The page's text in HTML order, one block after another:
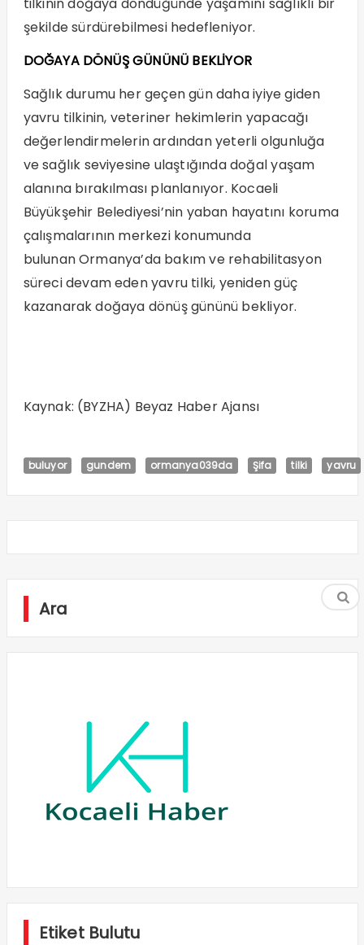
şekilde sürdürebilmesi hedefleniyor.
DOĞAYA DÖNÜŞ GÜNÜNÜ BEKLİYOR
Sağlık durumu her geçen gün daha iyiye giden
yavru tilkinin, veteriner hekimlerin yapacağı
değerlendirmelerin ardından yeterli olgunluğa
ve sağlık seviyesine ulaştığında doğal yaşam
alanına bırakılması planlanıyor. Kocaeli
Büyükşehir Belediyesi’nin yaban hayatını koruma
çalışmalarının merkezi konumunda
bulunan Ormanya’da bakım ve rehabilitasyon
süreci devam eden yavru tilki, yeniden güç
kazanarak doğaya dönüş gününü bekliyor.
Kaynak: (BYZHA) Beyaz Haber Ajansı
buluyor gundem ormanya039da Şifa tilki yavru
Ara
Etiket Bulutu